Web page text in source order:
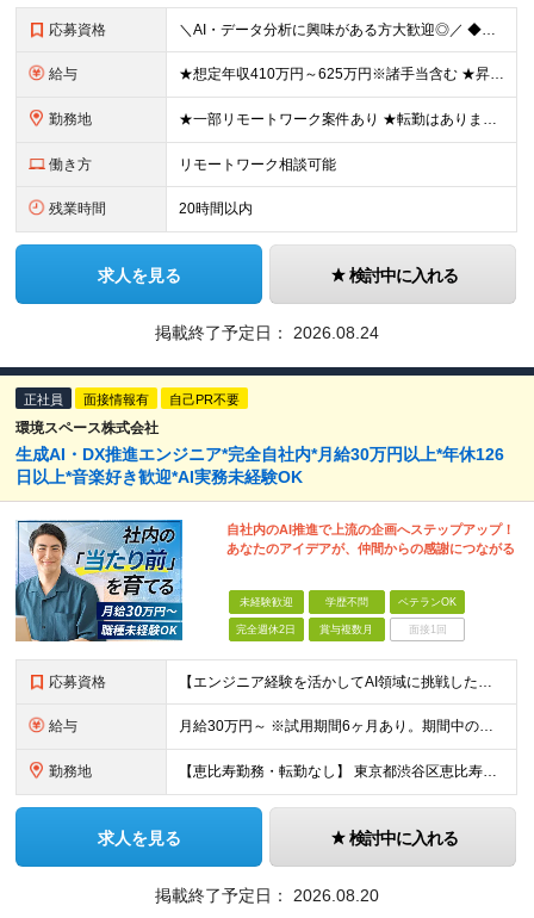
応募資格 ＼AI・データ分析に興味がある方大歓迎◎／ ◆学歴不問 ◆Python、SQLの実務経験をお持ちの方 ┗データ抽出・加工、Web開発、分析業務等のご経験がある方 ＊「次への成長意欲」が何よりの武器に
給与 ★想定年収410万円～625万円※諸手当含む ★昇給年1回(25％アップの実績あり/当社では5％以上の昇給が7割ほどです) ★経験・能力を考慮の上で、加給・優遇します 月給30万円～50万円 ※経
勤務地 ★一部リモートワーク案件あり ★転勤はありません ★U・Iターン歓迎 東京・神奈川のプロジェクト拠点 または横浜オフィスでの勤務です。 ＜プロジェクト拠点について＞ ■東京23区内が7割 ■神奈川
働き方 リモートワーク相談可能
残業時間 20時間以内
求人を見る 検討中に入れる
掲載終了予定日： 2026.08.24
正社員 面接情報有 自己PR不要
環境スペース株式会社
生成AI・DX推進エンジニア*完全自社内*月給30万円以上*年休126
日以上*音楽好き歓迎*AI実務未経験OK
自社内のAI推進で上流の企画へステップアップ！
あなたのアイデアが、仲間からの感謝につながる
未経験歓迎 学歴不問 ベテランOK
完全週休2日 賞与複数月 面接1回
応募資格 【エンジニア経験を活かしてAI領域に挑戦したい方、大歓迎！】 ◆AI、IT、DX、プログラミング等を学んだ経験がある方 ◆学歴不問 ＼こんな方にぴったりです／ ◆自分のアイディアで業務を改善し、仲間
給与 月給30万円～ ※試用期間6ヶ月あり。期間中の給与・待遇の差異はありません ※月給には月45時間分の固定残業代（月7万8,000円～）を含みます ※超過分は別途支給します
勤務地 【恵比寿勤務・転勤なし】 東京都渋谷区恵比寿南1-1-9 岩徳ビル 9F (変更の範囲)上記を除く当社関連勤務地
求人を見る 検討中に入れる
掲載終了予定日： 2026.08.20